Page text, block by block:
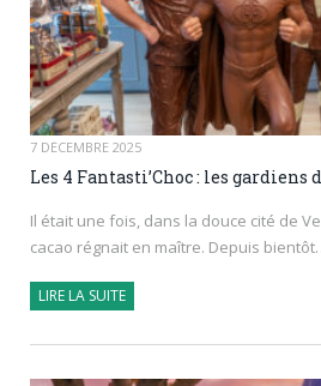
7 DÉCEMBRE 2025
Les 4 Fantasti’Choc : les gardiens
Il était une fois, dans la douce cité de
cacao régnait en maître. Depuis
LIRE LA SUITE